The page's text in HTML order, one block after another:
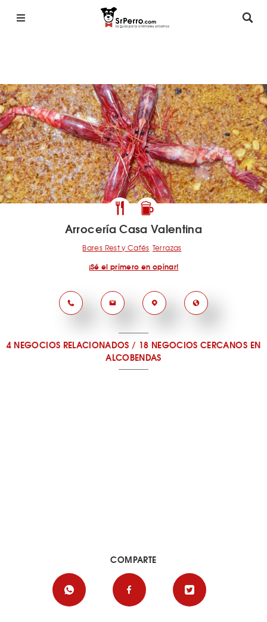
Arrocería Casa Valentina
Bares Rest y Cafés Terrazas
¡Sé el primero en opinar!
4 NEGOCIOS RELACIONADOS / 18 NEGOCIOS CERCANOS EN
ALCOBENDAS
COMPARTE